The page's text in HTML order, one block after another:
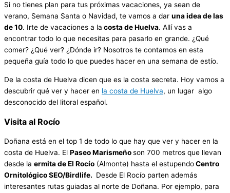
Si no tienes plan para tus próximas vacaciones, ya sean de
verano, Semana Santa o Navidad, te vamos a dar una idea de las
de 10. Irte de vacaciones a la costa de Huelva. Allí vas a
encontrar todo lo que necesitas para pasarlo en grande. ¿Qué
comer? ¿Qué ver? ¿Dónde ir? Nosotros te contamos en esta
pequeña guía todo lo que puedes hacer en una semana de estío.
De la costa de Huelva dicen que es la costa secreta. Hoy vamos a
descubrir qué ver y hacer en la costa de Huelva, un lugar algo
desconocido del litoral español.
Visita al Rocío
Doñana está en el top 1 de todo lo que hay que ver y hacer en la
costa de Huelva. El Paseo Marismeñoson 700 metros que llevan
desde la ermita de El Rocío (Almonte) hasta el estupendoCentro
Ornitológico SEO/Birdlife. Desde El Rocío parten además
interesantes rutas guiadas al norte de Doñana. Por ejemplo, para